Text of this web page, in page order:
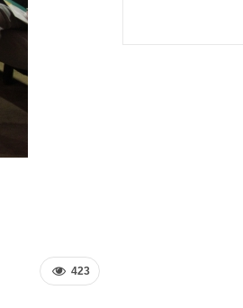
423